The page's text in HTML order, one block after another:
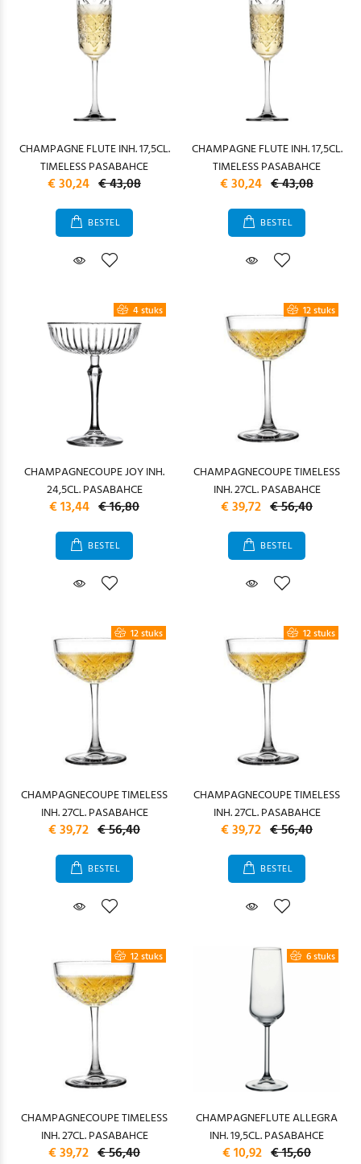
CHAMPAGNE FLUTE INH. 17,5CL.
TIMELESS PASABAHCE
€ 30,24 € 43,08
BESTEL
CHAMPAGNE FLUTE INH. 17,5CL.
TIMELESS PASABAHCE
€ 30,24 € 43,08
BESTEL
4 stuks
CHAMPAGNECOUPE JOY INH.
24,5CL. PASABAHCE
€ 13,44 € 16,80
BESTEL
12 stuks
CHAMPAGNECOUPE TIMELESS
INH. 27CL. PASABAHCE
€ 39,72 € 56,40
BESTEL
12 stuks
CHAMPAGNECOUPE TIMELESS
INH. 27CL. PASABAHCE
€ 39,72 € 56,40
BESTEL
12 stuks
CHAMPAGNECOUPE TIMELESS
INH. 27CL. PASABAHCE
€ 39,72 € 56,40
BESTEL
12 stuks
CHAMPAGNECOUPE TIMELESS
INH. 27CL. PASABAHCE
€ 39,72 € 56,40
6 stuks
CHAMPAGNEFLUTE ALLEGRA
INH. 19,5CL. PASABAHCE
€ 10,92 € 15,60